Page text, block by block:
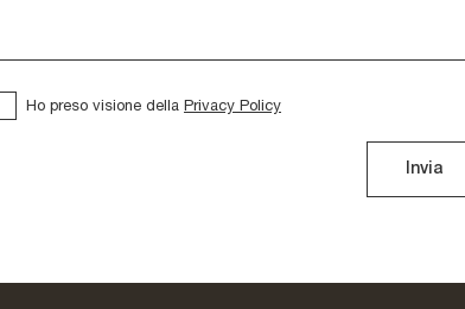
Ho preso visione della Privacy Policy
Invia